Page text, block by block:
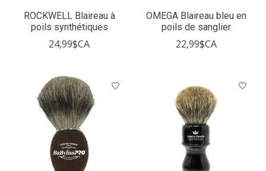
ROCKWELL Blaireau à
poils synthétiques
24,99$CA
OMEGA Blaireau bleu en
poils de sanglier
22,99$CA